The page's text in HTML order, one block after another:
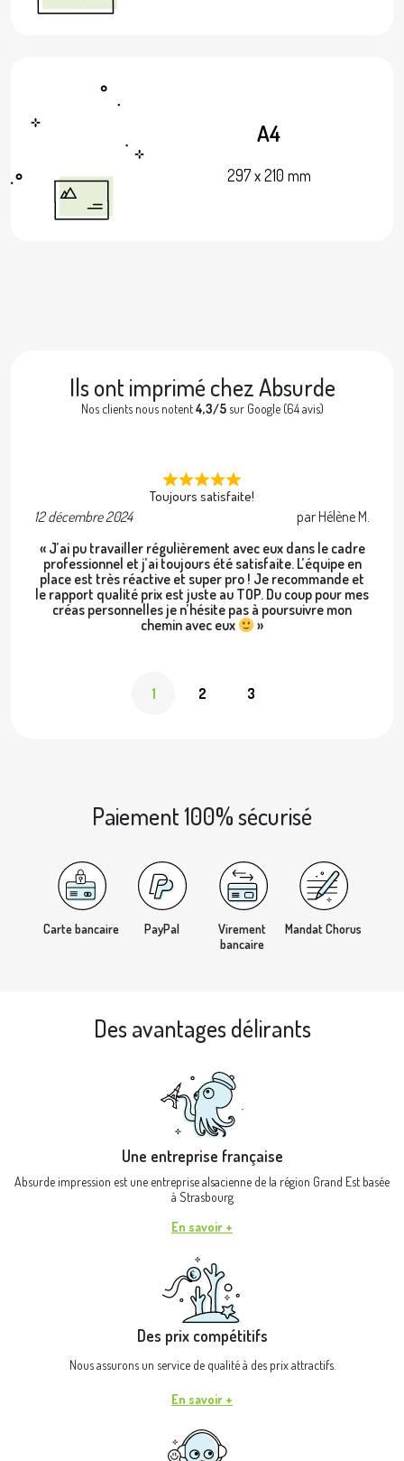
A4
297 x 210 mm
Ils ont imprimé chez Absurde
Nos clients nous notent4,3/5sur Google (64 avis)
Toujours satisfaite!
12 décembre 2024
par Hélène M.
« J’ai pu travailler régulièrement avec eux dans le cadre
professionnel et j’ai toujours été satisfaite. L’équipe en
place est très réactive et super pro ! Je recommande et
le rapport qualité prix est juste au TOP. Du coup pour mes
créas personnelles je n’hésite pas à poursuivre mon
chemin avec eux
»
1 2 3
Paiement 100% sécurisé
Carte bancaire PayPal
Virement
bancaire
Mandat Chorus
Des avantages délirants
Une entreprise française
Absurde impression est une entreprise alsacienne de la région Grand Est basée
à Strasbourg
En savoir +
Des prix compétitifs
Nous assurons un service de qualité à des prix attractifs.
En savoir +